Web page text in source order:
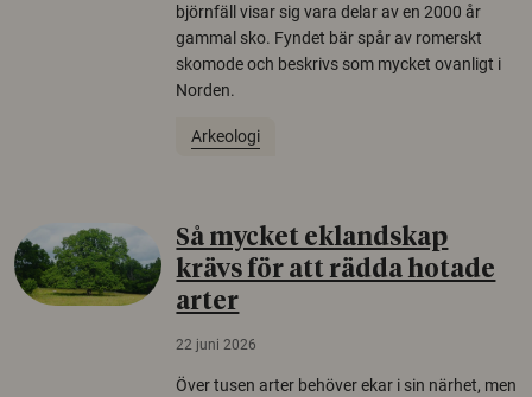
björnfäll visar sig vara delar av en 2000 år
gammal sko. Fyndet bär spår av romerskt
skomode och beskrivs som mycket ovanligt i
Norden.
Arkeologi
Så mycket eklandskap
krävs för att rädda hotade
arter
22 juni 2026
Över tusen arter behöver ekar i sin närhet, men